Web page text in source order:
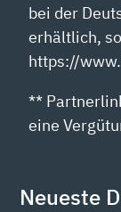
bei der
erhältlich,
https://
**
eine
Neueste